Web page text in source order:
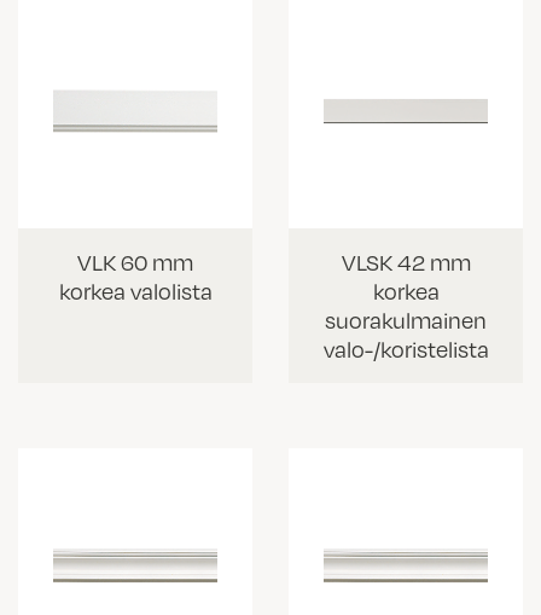
VLK 60 mm
korkea valolista
VLSK 42 mm
korkea
suorakulmainen
valo-/koristelista